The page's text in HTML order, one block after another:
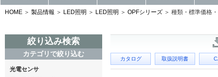
HOME 製品情報 LED照明 LED照明 OPFシリーズ 種類・標準価格
絞り込み検索
カテゴリで絞り込む
光電センサ
カタログ 取扱説明書